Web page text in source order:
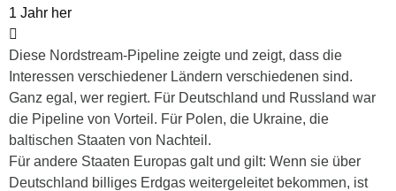
1 Jahr her
Diese Nordstream-Pipeline zeigte und zeigt, dass die
Interessen verschiedener Ländern verschiedenen sind.
Ganz egal, wer regiert. Für Deutschland und Russland war
die Pipeline von Vorteil. Für Polen, die Ukraine, die
baltischen Staaten von Nachteil.
Für andere Staaten Europas galt und gilt: Wenn sie über
Deutschland billiges Erdgas weitergeleitet bekommen, ist